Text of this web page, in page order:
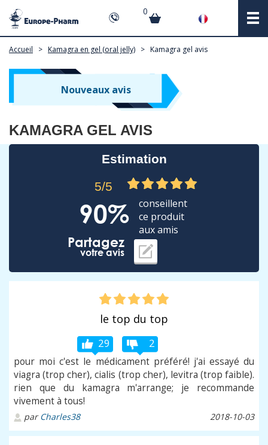
0
Accueil > Kamagra en gel (oral jelly) > Kamagra gel avis
Nouveaux avis
KAMAGRA GEL AVIS
Estimation
5/5
90%
conseillent
ce produit
aux amis
Partagez
votre avis
le top du top
29 2
pour moi c'est le médicament préféré! j'ai essayé du
viagra (trop cher), cialis (trop cher), levitra (trop faible).
rien que du kamagra m'arrange; je recommande
vivement à tous!
parCharles38 2018-10-03